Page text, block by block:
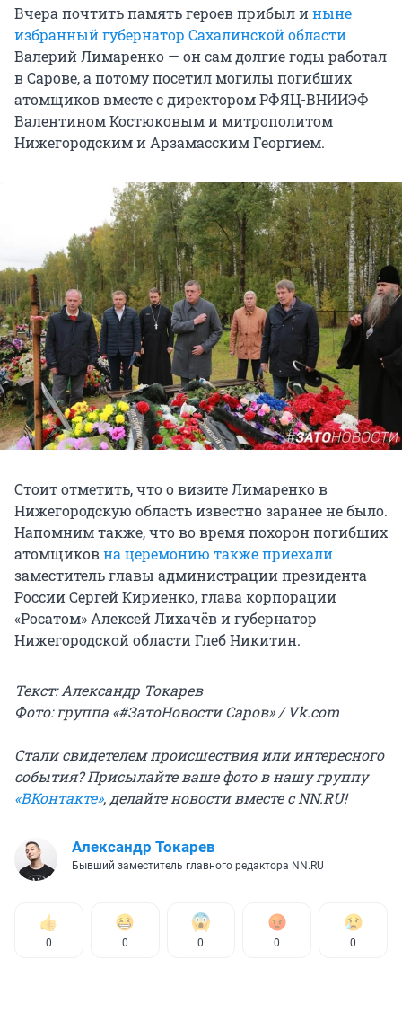
Вчера почтить память героев прибыл иныне
избранный губернатор Сахалинской области
Валерий Лимаренко — он сам долгие годы работал
в Сарове, а потому посетил могилы погибших
атомщиков вместе с директором РФЯЦ-ВНИИЭФ
Валентином Костюковым и митрополитом
Нижегородским и Арзамасским Георгием.
Стоит отметить, что о визите Лимаренко в
Нижегородскую область известно заранее не было.
Напомним также, что во время похорон погибших
атомщиковна церемонию также приехали
заместитель главы администрации президента
России Сергей Кириенко, глава корпорации
«Росатом» Алексей Лихачёв и губернатор
Нижегородской области Глеб Никитин.
Текст: Александр Токарев
Фото: группа «#ЗатоНовости Саров» / Vk.com
Стали свидетелем происшествия или интересного
события? Присылайте ваше фото в нашу группу
«ВКонтакте», делайте новости вместе с NN.RU!
Александр Токарев
Бывший заместитель главного редактора NN.RU
0 0 0 0 0